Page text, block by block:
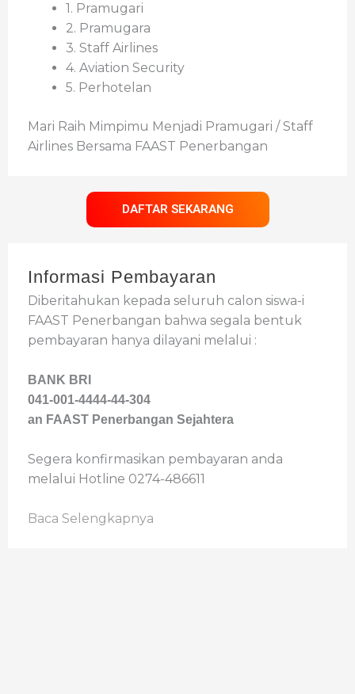
1. Pramugari
2. Pramugara
3. Staff Airlines
4. Aviation Security
5. Perhotelan
Mari Raih Mimpimu Menjadi Pramugari / Staff
Airlines Bersama FAAST Penerbangan
DAFTAR SEKARANG
Informasi Pembayaran
Diberitahukan kepada seluruh calon siswa-i
FAAST Penerbangan bahwa segala bentuk
pembayaran hanya dilayani melalui :
BANK BRI
041-001-4444-44-304
an FAAST Penerbangan Sejahtera
Segera konfirmasikan pembayaran anda
melalui Hotline 0274-486611
Baca Selengkapnya